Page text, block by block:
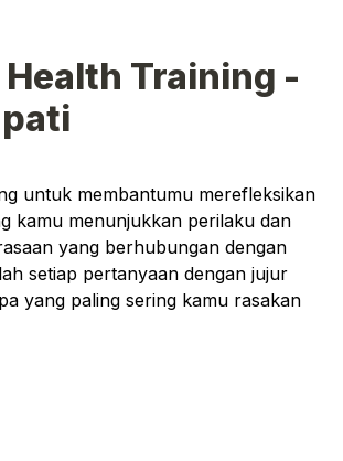
Training -
untuk membantumu merefleksikan
kamu menunjukkan perilaku dan
yang berhubungan dengan
setiap pertanyaan dengan jujur
yang paling sering kamu rasakan